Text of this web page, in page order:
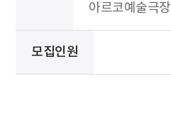
아르코예술극장
모집인원